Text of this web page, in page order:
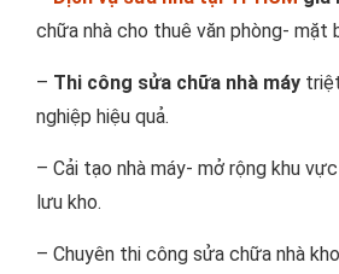
chữa nhà cho thuê văn phòng- mặt
– Thi công sửa chữa nhà máy
nghiệp hiệu quả.
– Cải tạo nhà máy- mở rộng khu
lưu kho.
– Chuyên thi công sửa chữa nhà